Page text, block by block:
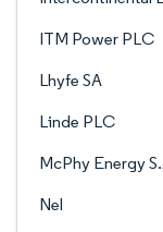
ITM Power PLC
Lhyfe SA
Linde PLC
McPhy Energy
Nel